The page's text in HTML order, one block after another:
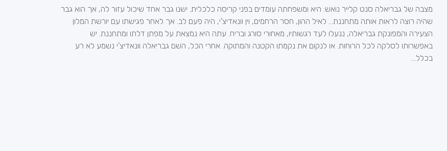
מצבה של גבריאלה סנט קלייר נואש: היא ומשפחתה עומדים בפני קריסה כלכלית. ישנו גבר אחד שיכול עזור לה, אך הוא גבר
שהיה רוצה לראות אותה מתחננת... לאיל ההון, חסר הרחמים, וין וונאדיצ'י, היה פעם לב. אך לאחר פגישתו עם יורשת המלון
הצעירה והמפונקת גבריאלה, ננעלו לעד רגשותיו, מאחורי סורג ובריח. עתה היא נמצאת על מפתן דלתו ומתחננת. יש
באפשרותו לסלקה לכל הרוחות. או לנקום את נקמתו הקטנה והמתוקה. אחרי הכל, השם גבריאלה וונאדיצ'י נשמע לא רע
בכלל...